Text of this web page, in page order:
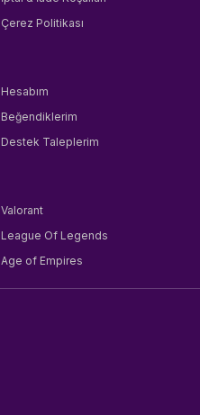
Çerez Politikası
Hesabım
Beğendiklerim
Destek Taleplerim
Valorant
League Of Legends
Age of Empires